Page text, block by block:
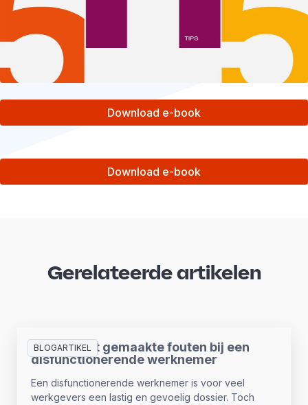
Download e-book
Download e-book
Gerelateerde artikelen
BLOGARTIKEL
De 3 meest gemaakte fouten bij een
disfunctionerende werknemer
Een disfunctionerende werknemer is voor veel
werkgevers een lastig en gevoelig dossier. Toch